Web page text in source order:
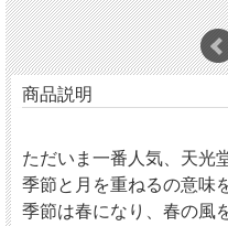
商品説明
ただいま一番人気、天光
季節と月を重ねるの意味
季節は春になり、春の風